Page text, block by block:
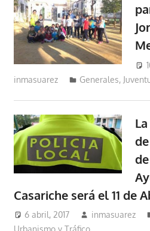
inmasuarez
Generales,
Casariche será el 11 de
6 abril, 2017 inmasuarez